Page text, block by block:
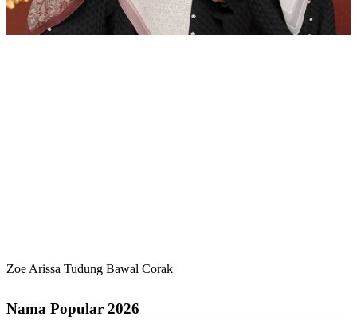
Zoe Arissa Tudung Bawal Corak
Nama Popular 2026